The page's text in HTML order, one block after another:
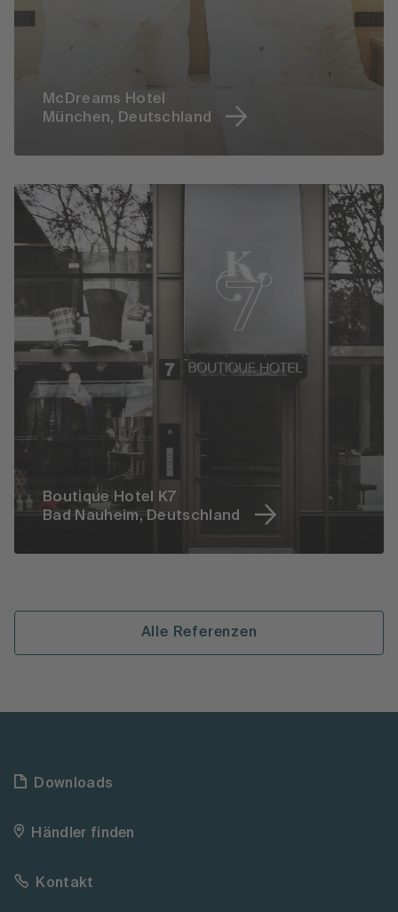
McDreams Hotel
München, Deutschland
Boutique Hotel K7
Bad Nauheim, Deutschland
Alle Referenzen
Downloads
Händler finden
Kontakt